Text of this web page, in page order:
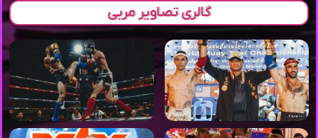
گالری تصاویر مربی